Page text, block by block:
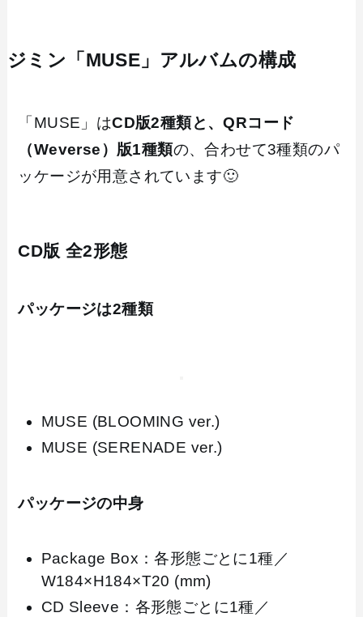
ジミン「MUSE」アルバムの構成
「MUSE」はCD版2種類と、QRコード
（Weverse）版1種類の、合わせて3種類のパ
ッケージが用意されています🙂
CD版 全2形態
パッケージは2種類
MUSE (BLOOMING ver.)
MUSE (SERENADE ver.)
パッケージの中身
Package Box：各形態ごとに1種／
W184×H184×T20 (mm)
CD Sleeve：各形態ごとに1種／